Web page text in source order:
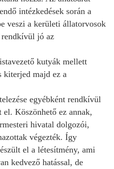
intézkedések során a
veszi a kerületi állatorvosok
jó az
kutyák mellett
kiterjed majd ez a
egyébként rendkívül
Köszönhető ez annak,
hivatal dolgozói,
végezték. Így
el a létesítmény, ami
kedvező hatással, de